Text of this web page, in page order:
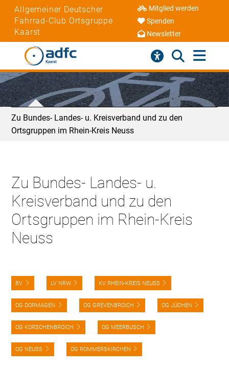
Allgemeiner Deutscher
Fahrrad-Club Ortsgruppe
Kaarst
Mitglied werden
Spenden
Newsletter
Zu Bundes- Landes- u. Kreisverband und zu den
Ortsgruppen im Rhein-Kreis Neuss
Zu Bundes- Landes- u.
Kreisverband und zu den
Ortsgruppen im Rhein-Kreis
Neuss
BV LV NRW KV RHEIN-KREIS NEUSS
OG DORMAGEN OG GREVENBROICH OG JÜCHEN
OG KORSCHENBROICH OG MEERBUSCH
OG NEUSS OG ROMMERSKIRCHEN